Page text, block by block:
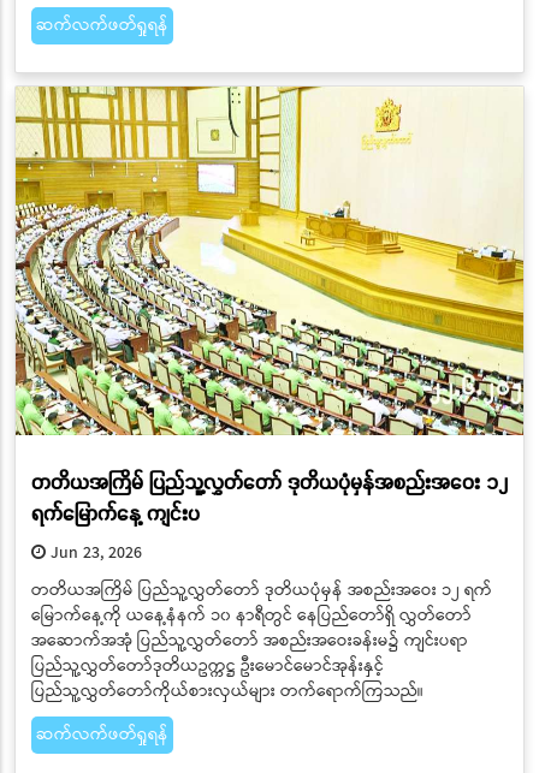
ဆက်လက်ဖတ်ရှုရန်
တတိယအကြိမ် ပြည်သူ့လွှတ်တော် ဒုတိယပုံမှန်အစည်းအဝေး ၁၂
ရက်မြောက်နေ့ ကျင်းပ
Jun 23, 2026
တတိယအကြိမ် ပြည်သူ့လွှတ်တော် ဒုတိယပုံမှန် အစည်းအဝေး ၁၂ ရက်
မြောက်နေ့ကို ယနေ့နံနက် ၁၀ နာရီတွင် နေပြည်တော်ရှိ လွှတ်တော်
အဆောက်အအုံ ပြည်သူ့လွှတ်တော် အစည်းအဝေးခန်းမ၌ ကျင်းပရာ
ပြည်သူ့လွှတ်တော်ဒုတိယဥက္ကဋ္ဌ ဦးမောင်မောင်အုန်းနှင့်
ပြည်သူ့လွှတ်တော်ကိုယ်စားလှယ်များ တက်ရောက်ကြသည်။
ဆက်လက်ဖတ်ရှုရန်